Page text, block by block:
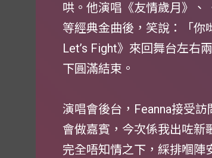
哄。他演唱《友情歲月》、
等經典金曲後，笑說：「你
Let’s Fight》來回舞台左右
下圓滿結束。
演唱會後台，Feanna接受
會做嘉賓，今次係我出咗新
完全唔知情之下，綵排嗰陣